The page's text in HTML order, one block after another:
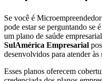
Se você é
pode estar se perguntando se
um plano de saúde
SulAmérica Empresarial
desenvolvidos para atender às
Esses planos oferecem